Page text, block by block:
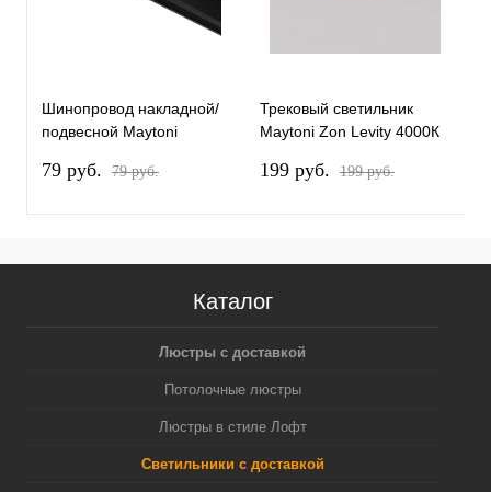
Шинопровод накладной/
подвесной Maytoni
79 pуб. 79 pуб.
Трековый светильник
Maytoni Zon Levity 4000К
12W4K-B
199 pуб. 199 pуб.
Каталог
Люстры с доставкой
Потолочные люстры
Люстры в стиле Лофт
Светильники с доставкой